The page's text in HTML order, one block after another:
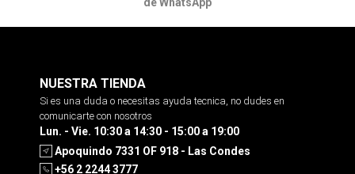
NUESTRA TIENDA
Si es una duda o necesitas ayuda tecnica, no dudes en
comunicarte con nosotros
Lun. - Vie. 10:30 a 14:30 - 15:00 a 19:00
Apoquindo 7331 OF 918 - Las Condes
+56 2 2244 3777